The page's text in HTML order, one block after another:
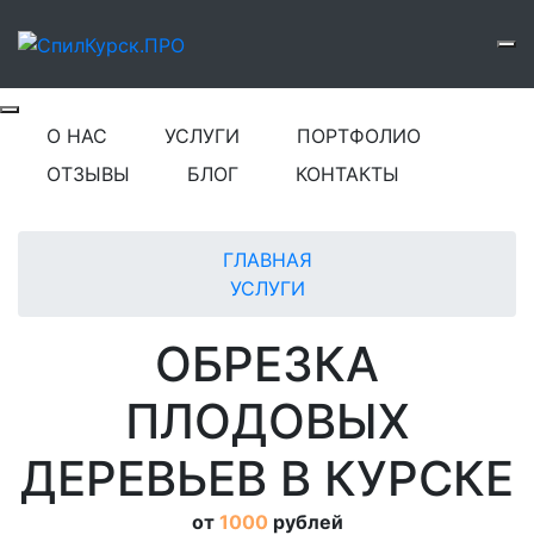
О НАС УСЛУГИ
ПОРТФОЛИО
ОТЗЫВЫ
БЛОГ КОНТАКТЫ
ГЛАВНАЯ
УСЛУГИ
ОБРЕЗКА
ПЛОДОВЫХ
ДЕРЕВЬЕВ В КУРСКЕ
от 1000 рублей